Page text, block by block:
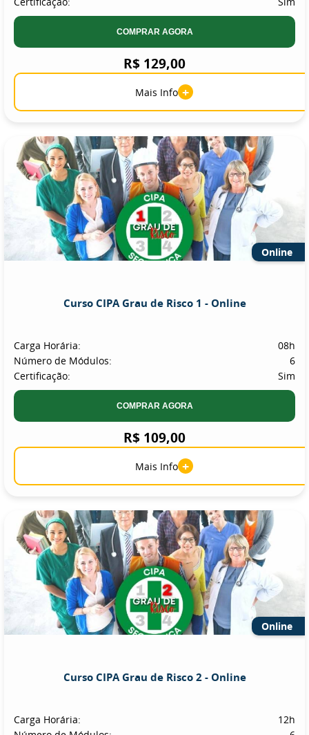
COMPRAR AGORA
R$ 129,00
Mais Info +
Online
Curso CIPA Grau de Risco 1 - Online
Carga Horária:
08h
Número de Módulos:
6
Certificação:
Sim
COMPRAR AGORA
R$ 109,00
Mais Info +
Online
Curso CIPA Grau de Risco 2 - Online
Carga Horária:
12h